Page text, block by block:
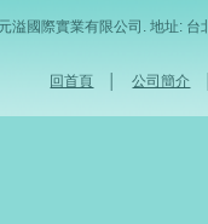
溢國際實業有限公司. 地址:
回首頁 │公司簡介